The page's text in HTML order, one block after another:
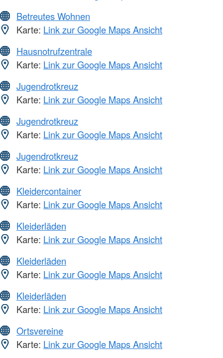
Betreutes Wohnen
Karte: Link zur Google Maps Ansicht
Hausnotrufzentrale
Karte: Link zur Google Maps Ansicht
Jugendrotkreuz
Karte: Link zur Google Maps Ansicht
Jugendrotkreuz
Karte: Link zur Google Maps Ansicht
Jugendrotkreuz
Karte: Link zur Google Maps Ansicht
Kleidercontainer
Karte: Link zur Google Maps Ansicht
Kleiderläden
Karte: Link zur Google Maps Ansicht
Kleiderläden
Karte: Link zur Google Maps Ansicht
Kleiderläden
Karte: Link zur Google Maps Ansicht
Ortsvereine
Karte: Link zur Google Maps Ansicht